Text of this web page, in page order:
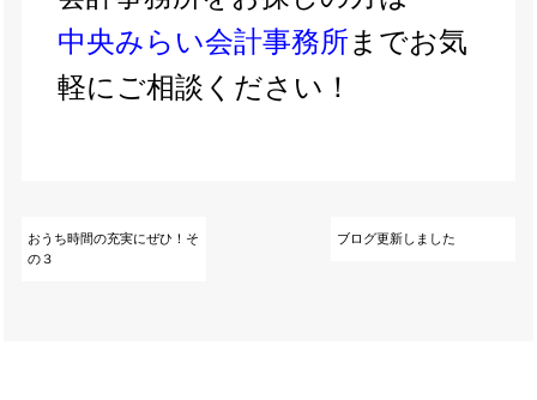
中央みらい会計事務所 までお気
軽にご相談ください！
おうち時間の充実にぜひ！そ
の３
ブログ更新しました